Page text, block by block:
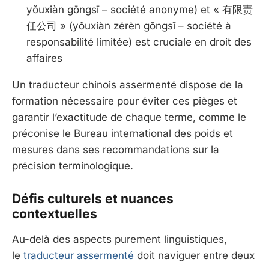
yǒuxiàn gōngsī – société anonyme) et « 有限责
任公司 » (yǒuxiàn zérèn gōngsī – société à
responsabilité limitée) est cruciale en droit des
affaires
Un traducteur chinois assermenté dispose de la
formation nécessaire pour éviter ces pièges et
garantir l’exactitude de chaque terme, comme le
préconise le Bureau international des poids et
mesures dans ses recommandations sur la
précision terminologique.
Défis culturels et nuances
contextuelles
Au-delà des aspects purement linguistiques,
le traducteur assermenté doit naviguer entre deux